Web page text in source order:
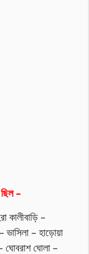
–
কালীবাড়ি –
ভাসিলা – হাড়োয়া
ঘোবরাশ ঘোলা –